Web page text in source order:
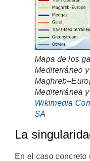
Mapa de los
Mediterráneo
Mediterránea
Wikimedia
SA
La
En el caso concreto